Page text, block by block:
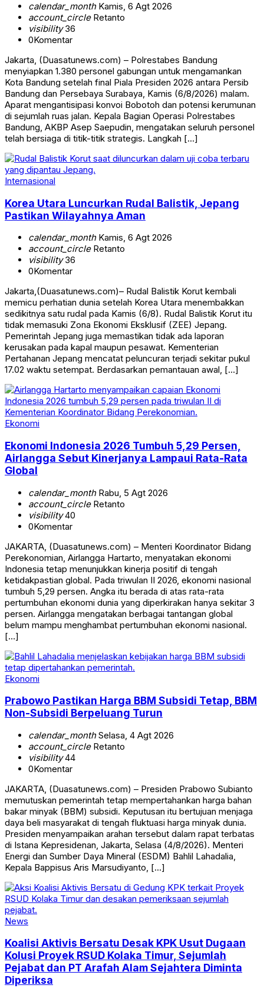
calendar_monthKamis, 6 Agt 2026
account_circleRetanto
visibility36
0Komentar
Jakarta, (Duasatunews.com) – Polrestabes Bandung
menyiapkan 1.380 personel gabungan untuk mengamankan
Kota Bandung setelah final Piala Presiden 2026 antara Persib
Bandung dan Persebaya Surabaya, Kamis (6/8/2026) malam.
Aparat mengantisipasi konvoi Bobotoh dan potensi kerumunan
di sejumlah ruas jalan. Kepala Bagian Operasi Polrestabes
Bandung, AKBP Asep Saepudin, mengatakan seluruh personel
telah bersiaga di titik-titik strategis. Langkah […]
Internasional
Korea Utara Luncurkan Rudal Balistik, Jepang
Pastikan Wilayahnya Aman
calendar_monthKamis, 6 Agt 2026
account_circleRetanto
visibility36
0Komentar
Jakarta,(Duasatunews.com)– Rudal Balistik Korut kembali
memicu perhatian dunia setelah Korea Utara menembakkan
sedikitnya satu rudal pada Kamis (6/8). Rudal Balistik Korut itu
tidak memasuki Zona Ekonomi Eksklusif (ZEE) Jepang.
Pemerintah Jepang juga memastikan tidak ada laporan
kerusakan pada kapal maupun pesawat. Kementerian
Pertahanan Jepang mencatat peluncuran terjadi sekitar pukul
17.02 waktu setempat. Berdasarkan pemantauan awal, […]
Ekonomi
Ekonomi Indonesia 2026 Tumbuh 5,29 Persen,
Airlangga Sebut Kinerjanya Lampaui Rata-Rata
Global
calendar_monthRabu, 5 Agt 2026
account_circleRetanto
visibility40
0Komentar
JAKARTA, (Duasatunews.com) – Menteri Koordinator Bidang
Perekonomian, Airlangga Hartarto, menyatakan ekonomi
Indonesia tetap menunjukkan kinerja positif di tengah
ketidakpastian global. Pada triwulan II 2026, ekonomi nasional
tumbuh 5,29 persen. Angka itu berada di atas rata-rata
pertumbuhan ekonomi dunia yang diperkirakan hanya sekitar 3
persen. Airlangga mengatakan berbagai tantangan global
belum mampu menghambat pertumbuhan ekonomi nasional.
[…]
Ekonomi
Prabowo Pastikan Harga BBM Subsidi Tetap, BBM
Non-Subsidi Berpeluang Turun
calendar_monthSelasa, 4 Agt 2026
account_circleRetanto
visibility44
0Komentar
JAKARTA, (Duasatunews.com) – Presiden Prabowo Subianto
memutuskan pemerintah tetap mempertahankan harga bahan
bakar minyak (BBM) subsidi. Keputusan itu bertujuan menjaga
daya beli masyarakat di tengah fluktuasi harga minyak dunia.
Presiden menyampaikan arahan tersebut dalam rapat terbatas
di Istana Kepresidenan, Jakarta, Selasa (4/8/2026). Menteri
Energi dan Sumber Daya Mineral (ESDM) Bahlil Lahadalia,
Kepala Bappisus Aris Marsudiyanto, […]
News
Koalisi Aktivis Bersatu Desak KPK Usut Dugaan
Kolusi Proyek RSUD Kolaka Timur, Sejumlah
Pejabat dan PT Arafah Alam Sejahtera Diminta
Diperiksa